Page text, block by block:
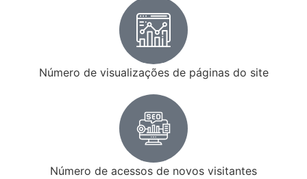
Número de visualizações de páginas do site
Número de acessos de novos visitantes